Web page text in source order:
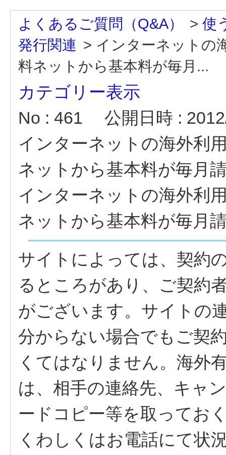
よくあるご質問（Q&A） > 使
発行関連 > インターネットの
料ネットから基本料が毎月...
カテゴリー表示
No : 461
公開日時 :
インターネットの海外利
ネットから基本料が毎月
インターネットの海外利
ネットから基本料が毎月
サイトによっては、契約
るところがあり、ご契約
がございます。サイトの
分からない場合でもご契
くてはなりません。海外
は、相手の連絡先、キャ
ードコピー等を取ってお
くわしくはお電話にて状